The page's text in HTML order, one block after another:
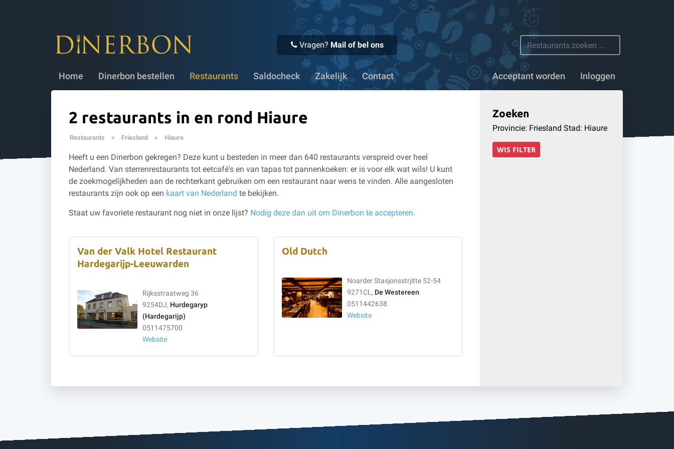
Vragen? Mail of bel ons
Home Dinerbon bestellen Restaurants Saldocheck Zakelijk Contact Acceptant worden Inloggen
✔ Voor 16:00 uur besteld, vandaag verstuurd ✔ Meer dan 1100 restaurants
2 restaurants in en rond Hiaure
Restaurants > Friesland > Hiaure
Heeft u een Dinerbon gekregen? Deze kunt u besteden in meer dan 640 restaurants verspreid over heel
Nederland. Van sterrenrestaurants tot eetcafé's en van tapas tot pannenkoeken: er is voor elk wat wils! U kunt
de zoekmogelijkheden aan de rechterkant gebruiken om een restaurant naar wens te vinden. Alle aangesloten
restaurants zijn ook op een kaart van Nederland te bekijken.
Staat uw favoriete restaurant nog niet in onze lijst? Nodig deze dan uit om Dinerbon te accepteren.
Van der Valk Hotel Restaurant
Hardegarijp-Leeuwarden
Rijksstraatweg 36
9254DJ, Hurdegaryp
(Hardegarijp)
0511475700
Website
Old Dutch
Noarder Stasjonsstrjitte 52-54
9271CL, De Westereen
0511442638
Website
Zoeken
Provincie: Friesland Stad: Hiaure
WIS FILTER